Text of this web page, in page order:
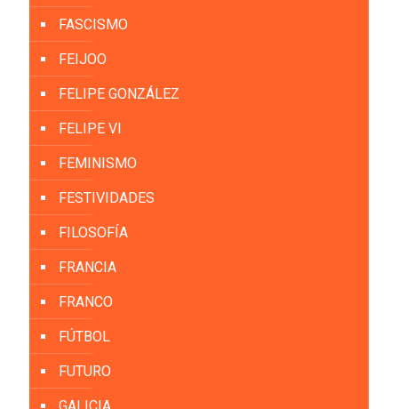
FASCISMO
FEIJOO
FELIPE GONZÁLEZ
FELIPE VI
FEMINISMO
FESTIVIDADES
FILOSOFÍA
FRANCIA
FRANCO
FÚTBOL
FUTURO